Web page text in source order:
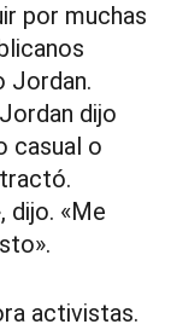
por muchas
Jordan.
dijo
casual o
dijo. «Me
activistas.